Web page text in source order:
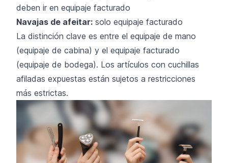
deben ir en equipaje facturado
Navajas de afeitar: solo equipaje facturado
La distinción clave es entre el equipaje de mano
(equipaje de cabina) y el equipaje facturado
(equipaje de bodega). Los artículos con cuchillas
afiladas expuestas están sujetos a restricciones
más estrictas.